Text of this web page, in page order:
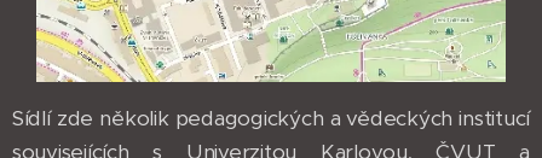
Sídlí zde několik pedagogických a vědeckých institucí
souvisejících s Univerzitou Karlovou, ČVUT a